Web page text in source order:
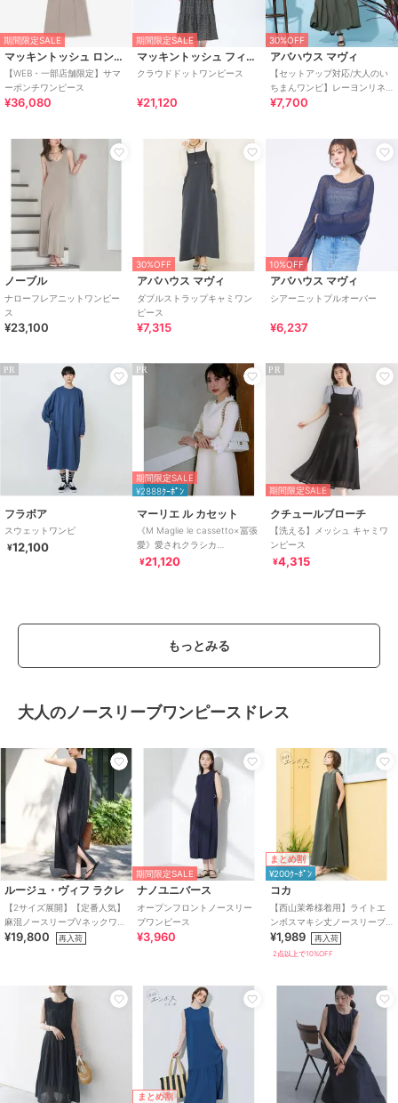
期間限定SALE
マッキントッシュ ロンドン
【WEB・一部店舗限定】サマ
ーポンチワンピース
¥36,080
期間限定SALE
マッキントッシュ フィロソフィー
クラウドドットワンピース
¥21,120
30%OFF
アバハウス マヴィ
【セットアップ対応/大人のい
ちまんワンピ】レーヨンリネ
ン2WAYワンピ
¥7,700
ノーブル
ナローフレアニットワンピー
ス
¥23,100
30%OFF
アバハウス マヴィ
ダブルストラップキャミワン
ピース
¥7,315
10%OFF
アバハウス マヴィ
シアーニットプルオーバー
¥6,237
PR
フラボア
スウェットワンピ
¥12,100
PR
期間限定SALE
¥2888ｸｰﾎﾟﾝ
マーリエ ル カセット
《M Maglie le cassetto×冨張
愛》愛されクラシカ
ル“Lace”ニットワンピース｜
¥21,120
PR
期間限定SALE
クチュールブローチ
【洗える】メッシュ キャミワ
ンピース
¥4,315
もっとみる
大人のノースリーブワンピースドレス
ルージュ・ヴィフ ラクレ
【2サイズ展開】【定番人気】
麻混ノースリーブVネックワン
ピース/ポケット付き/コ
¥19,800 再入荷
期間限定SALE
ナノユニバース
オープンフロントノースリー
ブワンピース
¥3,960
まとめ割
¥200ｸｰﾎﾟﾝ
コカ
【西山茉希様着用】ライトエ
ンボスマキシ丈ノースリーブ
ワンピース 全4色 / シワになり
にくい・速乾
¥1,989 再入荷
2点以上で10%OFF
まとめ割